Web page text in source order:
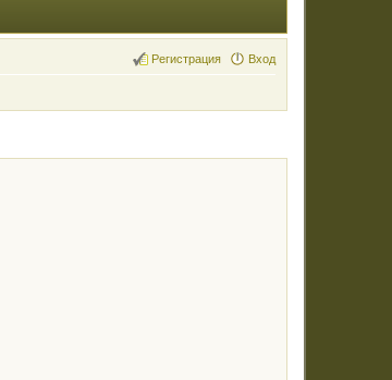
Вход
Регистрация